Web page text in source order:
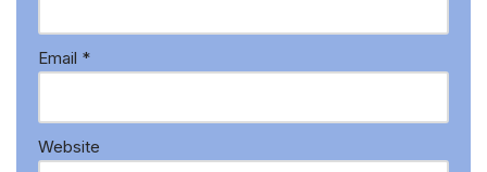
Email *
Website